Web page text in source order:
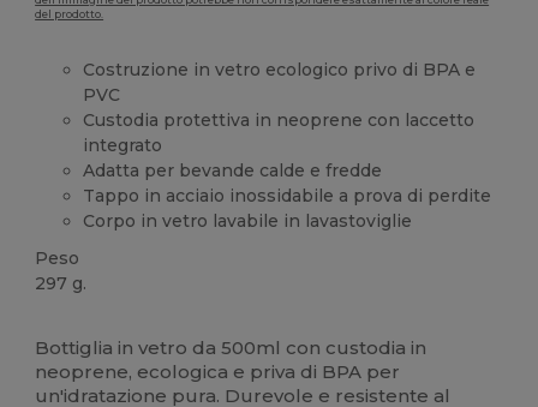
del prodotto.
Costruzione in vetro ecologico privo di BPA e
PVC
Custodia protettiva in neoprene con laccetto
integrato
Adatta per bevande calde e fredde
Tappo in acciaio inossidabile a prova di perdite
Corpo in vetro lavabile in lavastoviglie
Peso
297 g.
Bottiglia in vetro da 500ml con custodia in
neoprene, ecologica e priva di BPA per
un'idratazione pura. Durevole e resistente al